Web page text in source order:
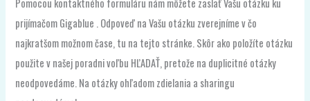
prijímačom Gigablue . Odpoveď na Vašu otázku zverejníme v čo
najkratšom možnom čase, tu na tejto stránke. Skôr ako položíte otázku
použite v našej poradni voľbu HĽADAŤ, pretože na duplicitné otázky
neodpovedáme. Na otázky ohľadom zdielania a sharingu